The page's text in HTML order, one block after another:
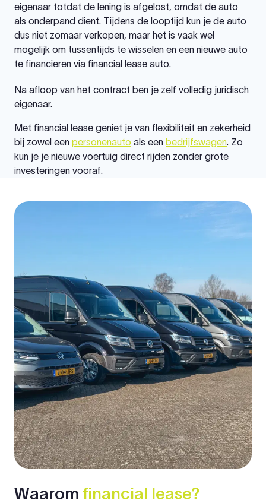
eigenaar totdat de lening is afgelost, omdat de auto
als onderpand dient. Tijdens de looptijd kun je de auto
dus niet zomaar verkopen, maar het is vaak wel
mogelijk om tussentijds te wisselen en een nieuwe auto
te financieren via financial lease auto.
Na afloop van het contract ben je zelf volledig juridisch
eigenaar.
Met financial lease geniet je van flexibiliteit en zekerheid
bij zowel een personenauto als een bedrijfswagen . Zo
kun je je nieuwe voertuig direct rijden zonder grote
investeringen vooraf.
Waarom financial lease?